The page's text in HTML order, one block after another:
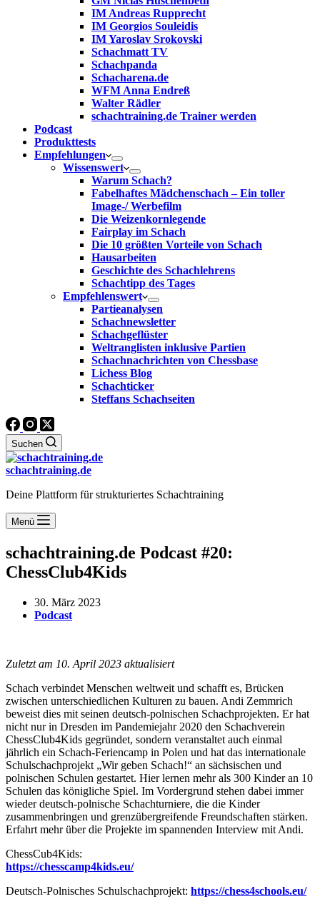
IM Andreas Rupprecht
IM Georgios Souleidis
IM Yaroslav Srokovski
Schachmatt TV
Schachpanda
Schacharena.de
WFM Anna Endreß
Walter Rädler
schachtraining.de Trainer werden
Podcast
Produkttests
Empfehlungen
Wissenswert
Warum Schach?
Fabelhaftes Mädchenschach – Ein toller
Image-/ Werbefilm
Die Weizenkornlegende
Fairplay im Schach
Die 10 größten Vorteile von Schach‎
Hausarbeiten
Geschichte des Schachlehrens
Schachtipp des Tages
Empfehlenswert
Partieanalysen
Schachnewsletter
Schachgeflüster
Weltranglisten inklusive Partien
Schachnachrichten von Chessbase
Lichess Blog
Schachticker
Steffans Schachseiten
Suchen
schachtraining.de
Deine Plattform für strukturiertes Schachtraining
Menü
schachtraining.de Podcast #20:
ChessClub4Kids
30. März 2023
Podcast
Zuletzt am 10. April 2023 aktualisiert
Schach verbindet Menschen weltweit und schafft es, Brücken
zwischen unterschiedlichen Kulturen zu bauen. Andi Zemmrich
beweist dies mit seinen deutsch-polnischen Schachprojekten. Er hat
nicht nur in Dresden im Pandemiejahr 2020 den Schachverein
ChessClub4Kids gegründet, sondern veranstaltet auch einmal
jährlich ein Schach-Feriencamp in Polen und hat das internationale
Schulschachprojekt „Wir geben Schach!“ an sächsischen und
polnischen Schulen gestartet. Hier lernen mehr als 300 Kinder an 10
Schulen das königliche Spiel. Im Vordergrund stehen dabei immer
wieder deutsch-polnische Schachturniere, die die Kinder
zusammenbringen und grenzübergreifende Freundschaften stärken.
Erfahrt mehr über die Projekte im spannenden Interview mit Andi.
ChessCub4Kids:
https://chesscamp4kids.eu/
Deutsch-Polnisches Schulschachprojekt: https://chess4schools.eu/